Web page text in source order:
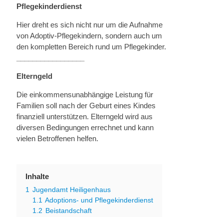
Pflegekinderdienst
Hier dreht es sich nicht nur um die Aufnahme
von Adoptiv-Pflegekindern, sondern auch um
den kompletten Bereich rund um Pflegekinder.
Elterngeld
Die einkommensunabhängige Leistung für
Familien soll nach der Geburt eines Kindes
finanziell unterstützen. Elterngeld wird aus
diversen Bedingungen errechnet und kann
vielen Betroffenen helfen.
Inhalte
1 Jugendamt Heiligenhaus
1.1 Adoptions- und Pflegekinderdienst
1.2 Beistandschaft